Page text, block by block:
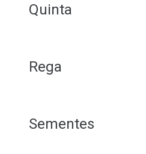
Quinta
Rega
Sementes